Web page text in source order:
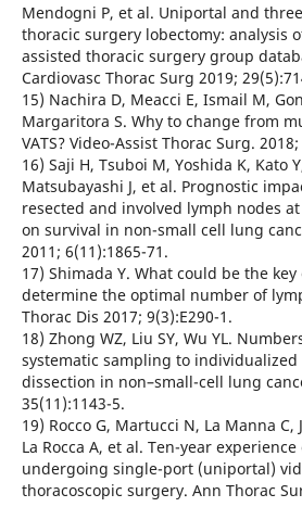
Mendogni P, et al. Uniportal and
thoracic surgery lobectomy: analysis
assisted thoracic surgery group
Cardiovasc Thorac Surg 2019;
15) Nachira D, Meacci E, Ismail M,
Margaritora S. Why to change from
VATS? Video-Assist Thorac Surg.
16) Saji H, Tsuboi M, Yoshida K, Kato
Matsubayashi J, et al. Prognostic
resected and involved lymph nodes
on survival in non-small cell lung
2011; 6(11):1865-71.
17) Shimada Y. What could be the
determine the optimal number of
Thorac Dis 2017; 9(3):E290-1.
18) Zhong WZ, Liu SY, Wu YL.
systematic sampling to
dissection in non–small-cell lung
35(11):1143-5.
19) Rocco G, Martucci N, La Manna C,
La Rocca A, et al. Ten-year
undergoing single-port (uniportal)
thoracoscopic surgery. Ann Thorac